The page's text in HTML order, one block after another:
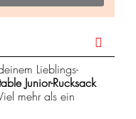
Lieblings-
Junior-Rucksack
mehr als ein